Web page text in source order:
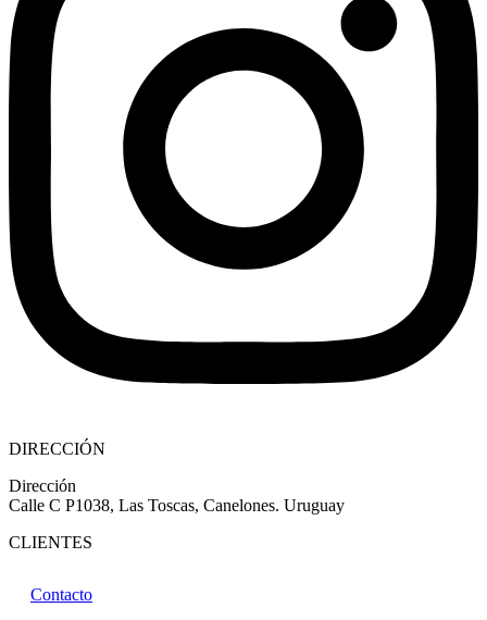
DIRECCIÓN
Dirección
Calle C P1038, Las Toscas, Canelones. Uruguay
CLIENTES
Contacto